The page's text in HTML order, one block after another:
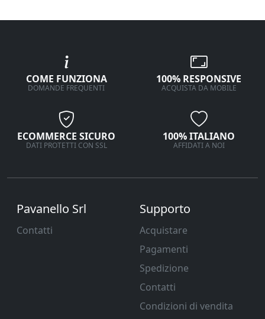
COME FUNZIONA
DOMANDE FREQUENTI
100% RESPONSIVE
ACQUISTA DA MOBILE
ECOMMERCE SICURO
DATI PROTETTI CON SSL
100% ITALIANO
AFFIDATI A NOI
Pavanello Srl
Contatti
Supporto
Acquistare
Pagamenti
Spedizione
Contatti
Condizioni di vendita